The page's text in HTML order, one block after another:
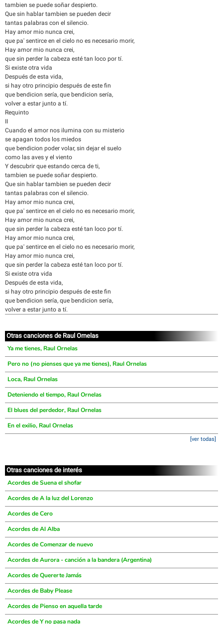
tambien se puede soñar despierto.
Que sin hablar tambien se pueden decir
tantas palabras con el silencio.
Hay amor mio nunca crei,
que pa' sentirce en el cielo no es necesario morir,
Hay amor mio nunca crei,
que sin perder la cabeza esté tan loco por tí.
Si existe otra vida
Después de esta vida,
si hay otro principio después de este fin
que bendicion sería, que bendicion sería,
volver a estar junto a tí.
Requinto
II
Cuando el amor nos ilumina con su misterio
se apagan todos los miedos
que bendicion poder volar, sin dejar el suelo
como las aves y el viento
Y descubrir que estando cerca de ti,
tambien se puede soñar despierto.
Que sin hablar tambien se pueden decir
tantas palabras con el silencio.
Hay amor mio nunca crei,
que pa' sentirce en el cielo no es necesario morir,
Hay amor mio nunca crei,
que sin perder la cabeza esté tan loco por tí.
Hay amor mio nunca crei,
que pa' sentirce en el cielo no es necesario morir,
Hay amor mio nunca crei,
que sin perder la cabeza esté tan loco por tí.
Si existe otra vida
Después de esta vida,
si hay otro principio después de este fin
que bendicion sería, que bendicion sería,
volver a estar junto a tí.
Otras canciones de Raul Ornelas
Ya me tienes, Raul Ornelas
Pero no (no pienses que ya me tienes), Raul Ornelas
Loca, Raul Ornelas
Deteniendo el tiempo, Raul Ornelas
El blues del perdedor, Raul Ornelas
En el exilio, Raul Ornelas
[ver todas]
Otras canciones de interés
Acordes de Suena el shofar
Acordes de A la luz del Lorenzo
Acordes de Cero
Acordes de Al Alba
Acordes de Comenzar de nuevo
Acordes de Aurora - canción a la bandera (Argentina)
Acordes de Quererte Jamás
Acordes de Baby Please
Acordes de Pienso en aquella tarde
Acordes de Y no pasa nada